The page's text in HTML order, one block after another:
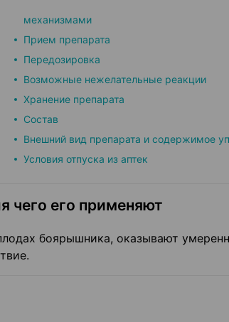
механизмами
Прием препарата
Передозировка
Возможные нежелательные реакции
Хранение препарата
Состав
Внешний вид препарата и содержимое
Условия отпуска из аптек
чего его применяют
боярышника, оказывают